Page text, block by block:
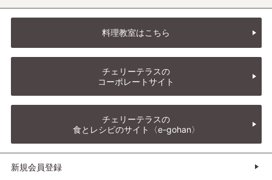
料理教室はこちら
チェリーテラスの
コーポレートサイト
チェリーテラスの
食とレシピのサイト〈e-gohan〉
新規会員登録